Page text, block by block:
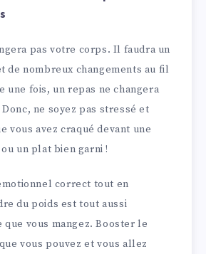
pas votre corps. Il faudra un
de nombreux changements au fil
une fois, un repas ne changera
ne soyez pas stressé et
vous avez craqué devant une
un plat bien garni !
correct tout en
du poids est tout aussi
vous mangez. Booster le
vous pouvez et vous allez